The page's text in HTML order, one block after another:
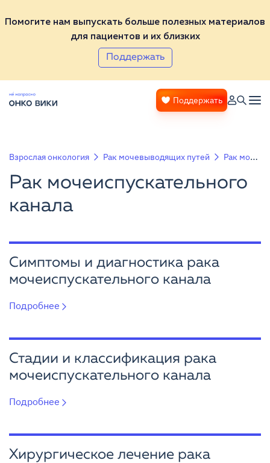
Помогите нам выпускать больше полезных материалов
для пациентов и их близких
Поддержать
Поддержать
Взрослая онкология Рак мочевыводящих путей Рак мочеиспускательного канала
Рак мочеиспускательного
канала
Симптомы и диагностика рака
мочеиспускательного канала
Подробнее
Стадии и классификация рака
мочеиспускательного канала
Подробнее
Хирургическое лечение рака